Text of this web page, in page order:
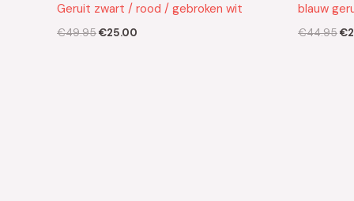
Geruit zwart / rood / gebroken wit
€49.95€25.00
blauw
€44.95€